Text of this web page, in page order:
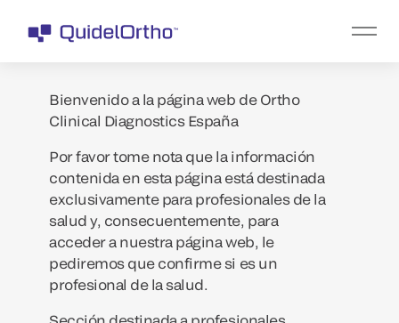
Bienvenido a la página web de Ortho
Clinical Diagnostics España
Por favor tome nota que la información
contenida en esta página está destinada
exclusivamente para profesionales de la
salud y, consecuentemente, para
acceder a nuestra página web, le
pediremos que confirme si es un
profesional de la salud.